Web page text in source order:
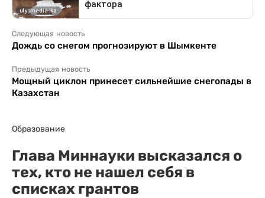
Следующая новость
Дождь со снегом прогнозируют в Шымкенте
Предыдущая новость
Мощный циклон принесет сильнейшие снегопады в
Казахстан
Образование
Глава Миннауки высказался о
тех, кто не нашел себя в
списках грантов